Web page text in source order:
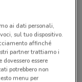
ai dati personali,
sul tuo dispositivo.
affinché
partner trattiamo i
essere
potrebbero non
menu per